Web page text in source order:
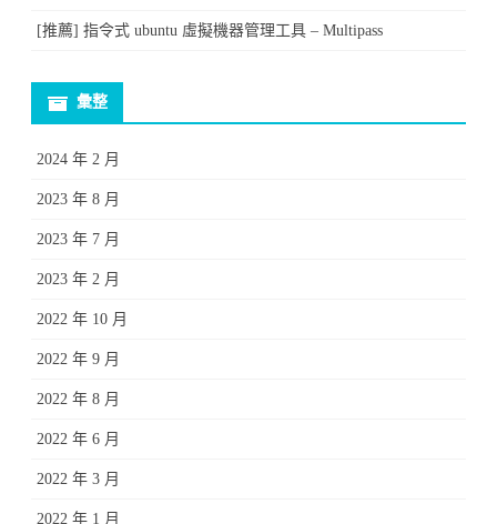
[推薦] 指令式 ubuntu 虛擬機器管理工具 – Multipass
彙整
2024 年 2 月
2023 年 8 月
2023 年 7 月
2023 年 2 月
2022 年 10 月
2022 年 9 月
2022 年 8 月
2022 年 6 月
2022 年 3 月
2022 年 1 月